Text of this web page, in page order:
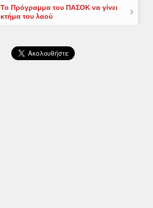
Το Πρόγραμμα του ΠΑΣΟΚ να γίνει
κτήμα του λαού